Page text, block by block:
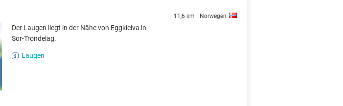
11,6 km Norwegen
Der Laugen liegt in der Nähe von Eggkleiva in
Sor-Trondelag.
Laugen